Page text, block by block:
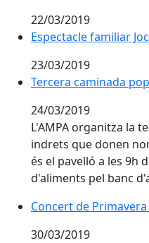
22/03/2019
Espectacle familiar
Espectacle familiar
23/03/2019
Tercera caminada
Tercera caminada
24/03/2019
L'AMPA organitza la
indrets que donen
és el pavelló a les 9h
d'aliments pel banc
Concert de
Concert de
30/03/2019